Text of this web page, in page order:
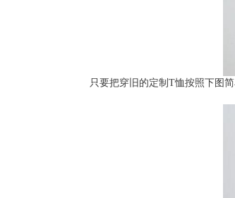
只要把穿旧的定制T恤按照下图